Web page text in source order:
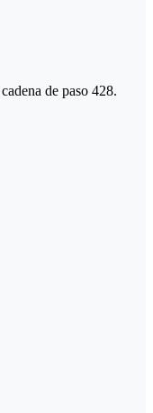
de paso 428.